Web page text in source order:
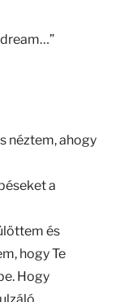
néztem, ahogy
a
és
hogy Te
Hogy